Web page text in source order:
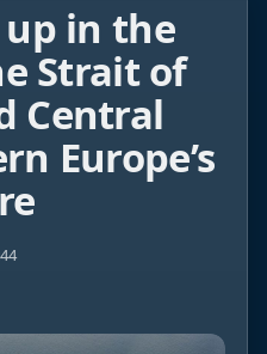
in the
Strait of
Central
Europe’s